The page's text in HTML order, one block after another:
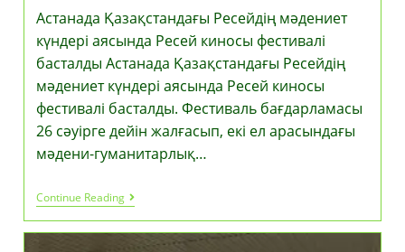
Астанада Қазақстандағы Ресейдің мәдениет
күндері аясында Ресей киносы фестивалі
басталды Астанада Қазақстандағы Ресейдің
мәдениет күндері аясында Ресей киносы
фестивалі басталды. Фестиваль бағдарламасы
26 сәуірге дейін жалғасып, екі ел арасындағы
мәдени-гуманитарлық…
Continue ReadingАстанада
Қазақстандағы
Ресейдің
Мәдениет